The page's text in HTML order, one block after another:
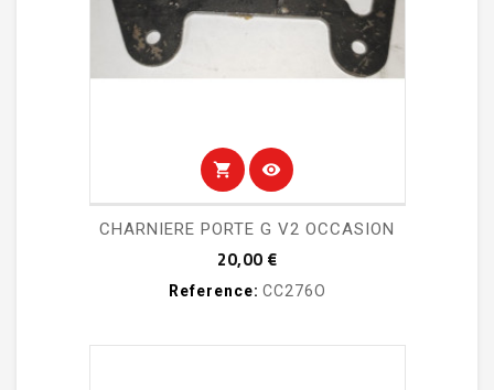
shopping_cart visibility
CHARNIERE PORTE G V2 OCCASION
20,00 €Prix
Reference: CC276O